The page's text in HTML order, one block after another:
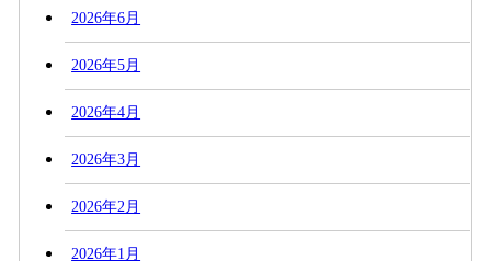
2026年6月
2026年5月
2026年4月
2026年3月
2026年2月
2026年1月